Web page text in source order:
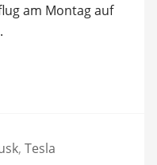
am Montag auf
, Tesla